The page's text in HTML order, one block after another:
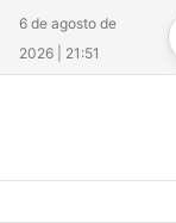
6 de agosto de
2026 | 21:51